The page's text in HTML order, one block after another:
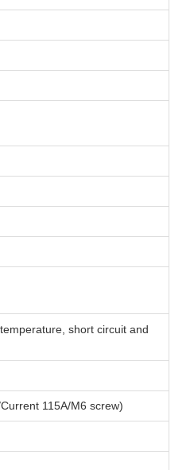
short circuit and
115A/M6 screw)